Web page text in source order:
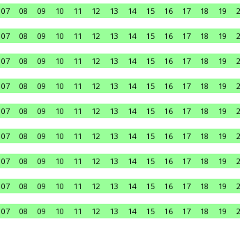
07 08 09 10 11 12 13 14 15 16 17 18 19
07 08 09 10 11 12 13 14 15 16 17 18 19
07 08 09 10 11 12 13 14 15 16 17 18 19
07 08 09 10 11 12 13 14 15 16 17 18 19
07 08 09 10 11 12 13 14 15 16 17 18 19
07 08 09 10 11 12 13 14 15 16 17 18 19
07 08 09 10 11 12 13 14 15 16 17 18 19
07 08 09 10 11 12 13 14 15 16 17 18 19
07 08 09 10 11 12 13 14 15 16 17 18 19